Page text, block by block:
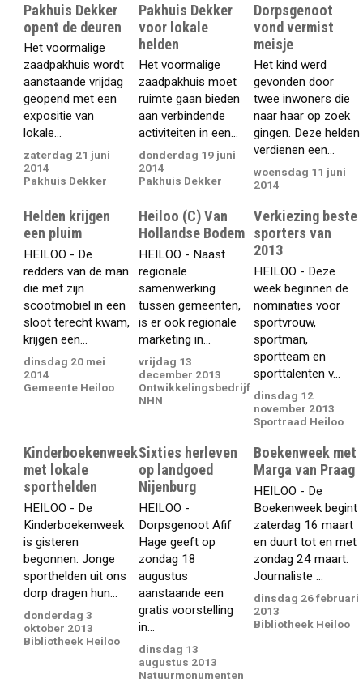
Pakhuis Dekker
opent de deuren
Het voormalige
zaadpakhuis wordt
aanstaande vrijdag
geopend met een
expositie van
lokale...
zaterdag 21 juni
2014
Pakhuis Dekker
Pakhuis Dekker
voor lokale
helden
Het voormalige
zaadpakhuis moet
ruimte gaan bieden
aan verbindende
activiteiten in een...
donderdag 19 juni
2014
Pakhuis Dekker
Dorpsgenoot
vond vermist
meisje
Het kind werd
gevonden door
twee inwoners die
naar haar op zoek
gingen. Deze helden
verdienen een...
woensdag 11 juni
2014
Helden krijgen
een pluim
HEILOO - De
redders van de man
die met zijn
scootmobiel in een
sloot terecht kwam,
krijgen een...
dinsdag 20 mei
2014
Gemeente Heiloo
Heiloo (C) Van
Hollandse Bodem
HEILOO - Naast
regionale
samenwerking
tussen gemeenten,
is er ook regionale
marketing in...
vrijdag 13
december 2013
Ontwikkelingsbedrijf
NHN
Verkiezing beste
sporters van
2013
HEILOO - Deze
week beginnen de
nominaties voor
sportvrouw,
sportman,
sportteam en
sporttalenten v...
dinsdag 12
november 2013
Sportraad Heiloo
Kinderboekenweek
met lokale
sporthelden
HEILOO - De
Kinderboekenweek
is gisteren
begonnen. Jonge
sporthelden uit ons
dorp dragen hun...
donderdag 3
oktober 2013
Bibliotheek Heiloo
Sixties herleven
op landgoed
Nijenburg
HEILOO -
Dorpsgenoot Afif
Hage geeft op
zondag 18
augustus
aanstaande een
gratis voorstelling
in...
dinsdag 13
augustus 2013
Natuurmonumenten
Boekenweek met
Marga van Praag
HEILOO - De
Boekenweek begint
zaterdag 16 maart
en duurt tot en met
zondag 24 maart.
Journaliste ...
dinsdag 26 februari
2013
Bibliotheek Heiloo